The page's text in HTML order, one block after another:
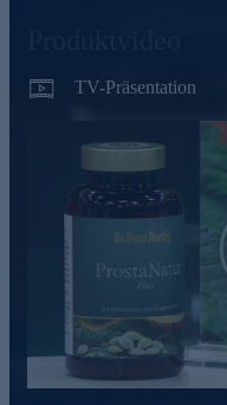
TV-Präsentation